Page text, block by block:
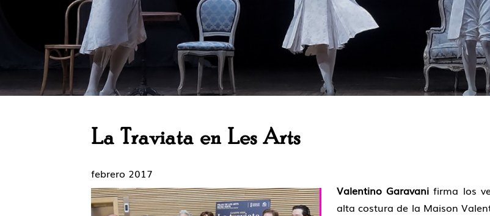
La Traviata en Les Arts
febrero 2017
Valentino Garavani firma los
alta costura de la Maison